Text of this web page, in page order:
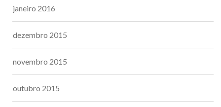
janeiro 2016
dezembro 2015
novembro 2015
outubro 2015